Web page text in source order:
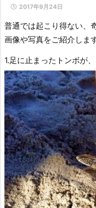
2017年9月24日
普通では起こり得ない、
画像や写真をご紹介します
1.足に止まったトンボが